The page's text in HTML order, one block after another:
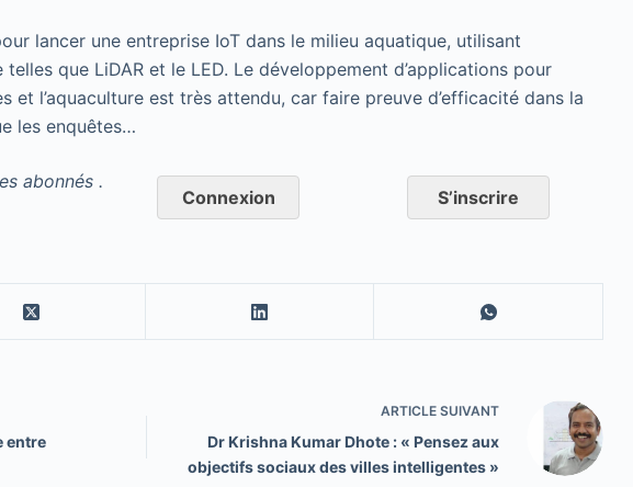
lancer une entreprise IoT dans le milieu aquatique, utilisant
que LiDAR et le LED. Le développement d’applications pour
et l’aquaculture est très attendu, car faire preuve d’efficacité dans la
les enquêtes…
abonnés .
Connexion S’inscrire
entre
ARTICLESUIVANT
Dr Krishna Kumar Dhote : « Pensez aux
objectifs sociaux des villes intelligentes »